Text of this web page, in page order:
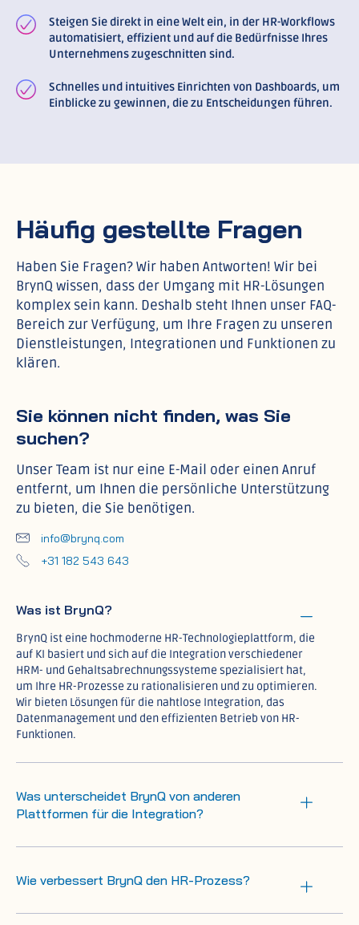
Steigen Sie direkt in eine Welt ein, in der HR-Workflows
automatisiert, effizient und auf die Bedürfnisse Ihres
Unternehmens zugeschnitten sind.
Schnelles und intuitives Einrichten von Dashboards, um
Einblicke zu gewinnen, die zu Entscheidungen führen.
Häufig gestellte Fragen
Haben Sie Fragen? Wir haben Antworten! Wir bei
BrynQ wissen, dass der Umgang mit HR-Lösungen
komplex sein kann. Deshalb steht Ihnen unser FAQ-
Bereich zur Verfügung, um Ihre Fragen zu unseren
Dienstleistungen, Integrationen und Funktionen zu
klären.
Sie können nicht finden, was Sie
suchen?
Unser Team ist nur eine E-Mail oder einen Anruf
entfernt, um Ihnen die persönliche Unterstützung
zu bieten, die Sie benötigen.
info@brynq.com
+31 182 543 643
Was ist BrynQ?
BrynQ ist eine hochmoderne HR-Technologieplattform, die
auf KI basiert und sich auf die Integration verschiedener
HRM- und Gehaltsabrechnungssysteme spezialisiert hat,
um Ihre HR-Prozesse zu rationalisieren und zu optimieren.
Wir bieten Lösungen für die nahtlose Integration, das
Datenmanagement und den effizienten Betrieb von HR-
Funktionen.
Was unterscheidet BrynQ von anderen
Plattformen für die Integration?
Wie verbessert BrynQ den HR-Prozess?